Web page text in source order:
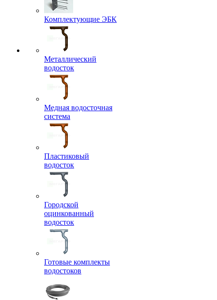
Комплектующие ЭБК
Металлический
водосток
Медная водосточная
система
Пластиковый
водосток
Городской
оцинкованный
водосток
Готовые комплекты
водостоков